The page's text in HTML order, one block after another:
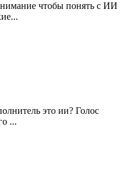
чтобы понять с ИИ
это ии? Голос
...